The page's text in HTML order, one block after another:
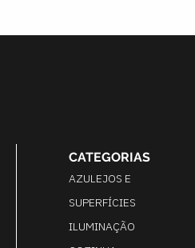
CATEGORIAS
AZULEJOS E
SUPERFÍCIES
ILUMINAÇÃO